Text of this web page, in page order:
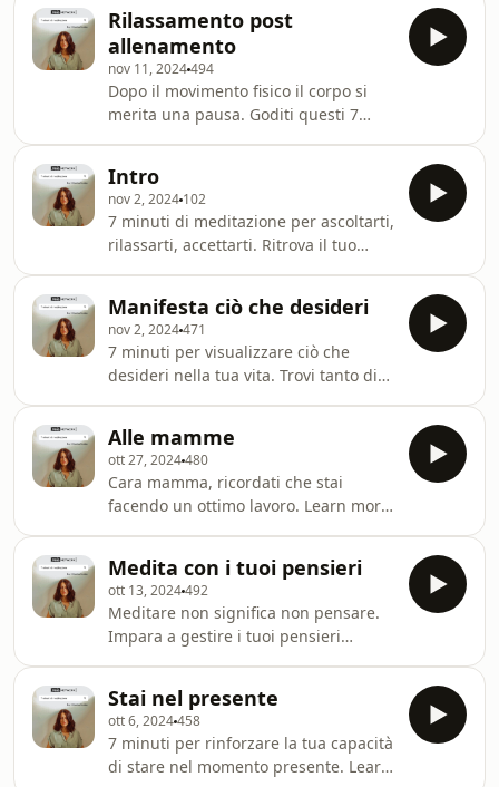
lo scrivi. Learn more about your ad
choices. Visit
megaphone.fm/adchoices
Rilassamento post
allenamento
nov 11, 2024494
Dopo il movimento fisico il corpo si
merita una pausa. Goditi questi 7
megaphone.fm/adchoices
Intro
nov 2, 2024 102
7 minuti di meditazione per ascoltarti,
rilassarti, accettarti. Ritrova il tuo
respiro. Non devi essere un Buddha
per meditare. Ti bastano 7 minuti, ma
non credermi: prova. Prenditi ancora
più cura di te con il mio primo libro, Il
diario del respiro, edito Mondadori.
Learn more about your ad choices.
Visit megaphone.fm/adchoices
Manifesta ciò che desideri
nov 2, 2024471
7 minuti per visualizzare ciò che
desideri nella tua vita. Trovi tanto di
choices. Visit
megaphone.fm/adchoices
Alle mamme
ott 27, 2024480
Cara mamma, ricordati che stai
facendo un ottimo lavoro. Learn more
Medita con i tuoi pensieri
ott 13, 2024492
Meditare non significa non pensare.
Impara a gestire i tuoi pensieri
Learn more about your ad choices.
Visit megaphone.fm/adchoices
Stai nel presente
ott 6, 2024458
7 minuti per rinforzare la tua capacità
di stare nel momento presente. Learn